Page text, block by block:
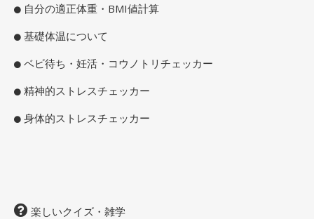
自分の適正体重・BMI値計算
基礎体温について
ベビ待ち・妊活・コウノトリチェッカー
精神的ストレスチェッカー
身体的ストレスチェッカー
楽しいクイズ・雑学